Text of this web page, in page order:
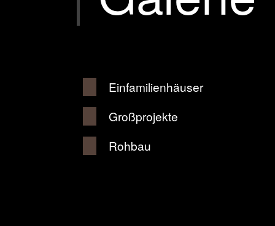
Einfamilienhäuser
Großprojekte
Rohbau